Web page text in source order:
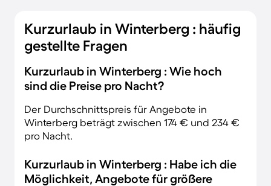
Kurzurlaub in Winterberg : häufig
gestellte Fragen
Kurzurlaub in Winterberg : Wie hoch
sind die Preise pro Nacht?
Der Durchschnittspreis für Angebote in
Winterberg beträgt zwischen 174 € und 234 €
pro Nacht.
Kurzurlaub in Winterberg : Habe ich die
Möglichkeit, Angebote für größere